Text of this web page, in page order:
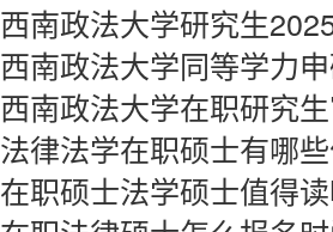
西南政法大学研究生
西南政法大学同等学力
西南政法大学在职研究
法律法学在职硕士有哪
在职硕士法学硕士值得读吗？